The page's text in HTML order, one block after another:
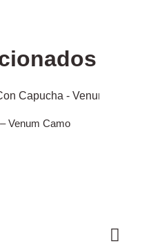
Venum Camo